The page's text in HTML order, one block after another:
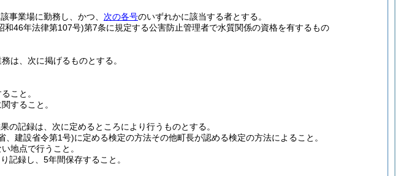
事業場に勤務し、かつ、 次の各号のいずれかに該当する者とする。
和46年法律第107号)第7条に規定する公害防止管理者で水質関係の資格を有するもの
は、次に掲げるものとする。
こと。
すること。
の記録は、次に定めるところにより行うものとする。
、建設省令第1号)に定める検定の方法その他町長が認める検定の方法によること。
地点で行うこと。
記録し、5年間保存すること。